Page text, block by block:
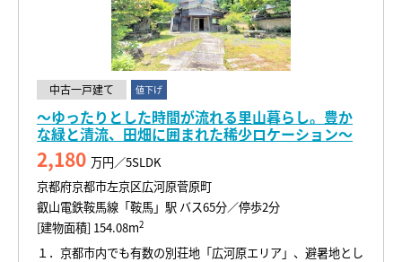
中古一戸建て 値下げ
～ゆったりとした時間が流れる里山暮らし。豊か
な緑と清流、田畑に囲まれた稀少ロケーション～
2,180 万円／5SLDK
京都府京都市左京区広河原菅原町
叡山電鉄鞍馬線「鞍馬」駅 バス65分／停歩2分
[建物面積] 154.08m2
１．京都市内でも有数の別荘地「広河原エリア」、避暑地とし